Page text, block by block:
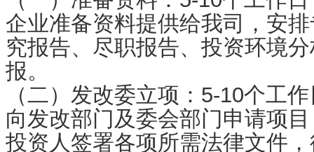
企业准备资料提供给我司，安
究报告、尽职报告、投资环境
报。
（二）发改委立项：5-10个工
向发改部门及委会部门申请项
投资人签署各项所需法律文件